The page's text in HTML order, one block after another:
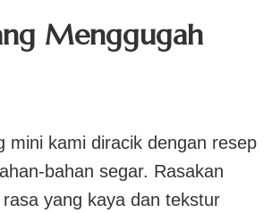
Menggugah
mini kami diracik dengan resep
bahan segar. Rasakan
yang kaya dan tekstur